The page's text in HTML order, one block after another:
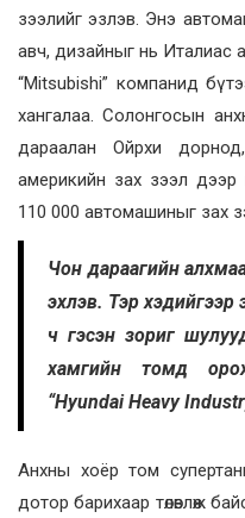
зээлийг эзлэв. Энэ
авч, дизайныг нь Италиас
“Mitsubishi” компанид
хангалаа. Солонгосын
дараалан Ойрхи
америкийн зах зээл
110 000 автомашиныг зах
Чон дараагийн
эхлэв. Тэр хэдийгээр
ч гэсэн зориг
хамгийн томд
“Hyundai Heavy
Анхны хоёр том
дотор барихаар төлөвлөж